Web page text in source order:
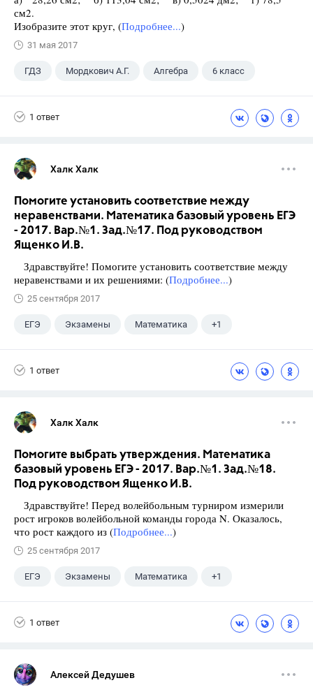
см2.
Изобразите этот круг, (Подробнее...)
31 мая 2017
ГДЗ Мордкович А.Г. Алгебра 6 класс
1 ответ
Халк Халк
Помогите установить соответствие между
неравенствами. Математика базовый уровень ЕГЭ
- 2017. Вар.№1. Зад.№17. Под руководством
Ященко И.В.
Здравствуйте! Помогите установить соответствие между
неравенствами и их решениями: (Подробнее...)
25 сентября 2017
ЕГЭ Экзамены Математика +1
1 ответ
Халк Халк
Помогите выбрать утверждения. Математика
базовый уровень ЕГЭ - 2017. Вар.№1. Зад.№18.
Под руководством Ященко И.В.
Здравствуйте! Перед волейбольным турниром измерили
рост игроков волейбольной команды города N. Оказалось,
что рост каждого из (Подробнее...)
25 сентября 2017
ЕГЭ Экзамены Математика +1
1 ответ
Алексей Дедушев